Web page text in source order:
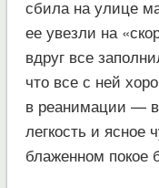
сбила на улице
ее увезли на
вдруг все
что все с ней
в реанимации —
легкость и ясное
блаженном покое